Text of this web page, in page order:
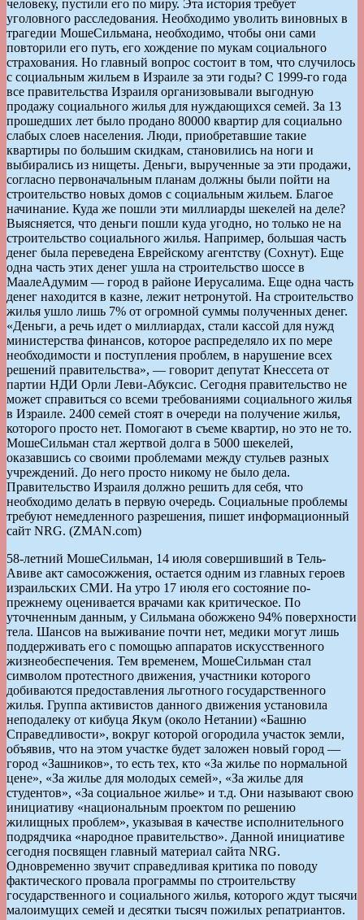
человеку, пустили его по миру. Эта история требует
уголовного расследования. Необходимо уволить виновных в
трагедии МошеСильмана, необходимо, чтобы они сами
повторили его путь, его хождение по мукам социального
страхования. Но главный вопрос состоит в том, что случилось
с социальным жильем в Израиле за эти годы? С 1999-го года
все правительства Израиля организовывали выгодную
продажу социального жилья для нуждающихся семей. За 13
прошедших лет было продано 80000 квартир для социально
слабых слоев населения. Люди, приобретавшие такие
квартиры по большим скидкам, становились на ноги и
выбирались из нищеты. Деньги, вырученные за эти продажи,
согласно первоначальным планам должны были пойти на
строительство новых домов с социальным жильем. Благое
начинание. Куда же пошли эти миллиарды шекелей на деле?
Выясняется, что деньги пошли куда угодно, но только не на
строительство социального жилья. Например, большая часть
денег была переведена Еврейскому агентству (Сохнут). Еще
одна часть этих денег ушла на строительство шоссе в
МаалеАдумим — город в районе Иерусалима. Еще одна часть
денег находится в казне, лежит нетронутой. На строительство
жилья ушло лишь 7% от огромной суммы полученных денег.
«Деньги, а речь идет о миллиардах, стали кассой для нужд
министерства финансов, которое распределяло их по мере
необходимости и поступления проблем, в нарушение всех
решений правительства», — говорит депутат Кнессета от
партии НДИ Орли Леви-Абуксис. Сегодня правительство не
может справиться со всеми требованиями социального жилья
в Израиле. 2400 семей стоят в очереди на получение жилья,
которого просто нет. Помогают в съеме квартир, но это не то.
МошеСильман стал жертвой долга в 5000 шекелей,
оказавшись со своими проблемами между стульев разных
учреждений. До него просто никому не было дела.
Правительство Израиля должно решить для себя, что
необходимо делать в первую очередь. Социальные проблемы
требуют немедленного разрешения, пишет информационный
сайт NRG. (ZMAN.com)
58-летний МошеСильман, 14 июля совершивший в Тель-
Авиве акт самосожжения, остается одним из главных героев
израильских СМИ. На утро 17 июля его состояние по-
прежнему оценивается врачами как критическое. По
уточненным данным, у Сильмана обожжено 94% поверхности
тела. Шансов на выживание почти нет, медики могут лишь
поддерживать его с помощью аппаратов искусственного
жизнеобеспечения. Тем временем, МошеСильман стал
символом протестного движения, участники которого
добиваются предоставления льготного государственного
жилья. Группа активистов данного движения установила
неподалеку от кибуца Якум (около Нетании) «Башню
Справедливости», вокруг которой огородила участок земли,
объявив, что на этом участке будет заложен новый город —
город «Зашников», то есть тех, кто «За жилье по нормальной
цене», «За жилье для молодых семей», «За жилье для
студентов», «За социальное жилье» и т.д. Они называют свою
инициативу «национальным проектом по решению
жилищных проблем», указывая в качестве исполнительного
подрядчика «народное правительство». Данной инициативе
сегодня посвящен главный материал сайта NRG.
Одновременно звучит справедливая критика по поводу
фактического провала программы по строительству
государственного и социального жилья, которого ждут тысячи
малоимущих семей и десятки тысяч пожилых репатриантов.